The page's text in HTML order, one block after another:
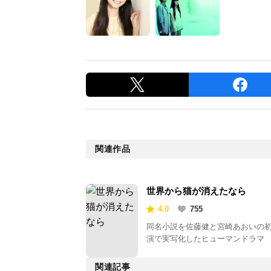
関連作品
世界から猫が消えたなら
4.0
755
同名小説を佐藤健と宮崎あおいの
演で実写化したヒューマンドラマ
関連記事